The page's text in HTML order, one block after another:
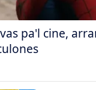
pa'l cine,